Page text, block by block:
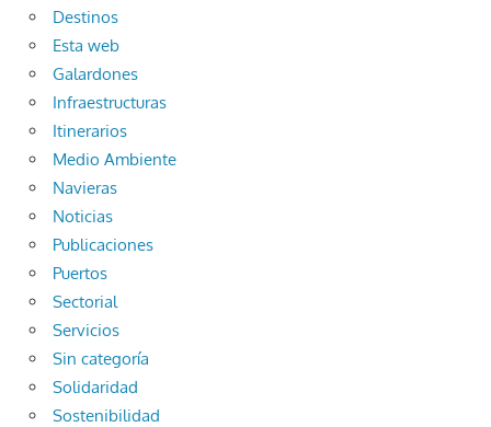
Destinos
Esta web
Galardones
Infraestructuras
Itinerarios
Medio Ambiente
Navieras
Noticias
Publicaciones
Puertos
Sectorial
Servicios
Sin categoría
Solidaridad
Sostenibilidad